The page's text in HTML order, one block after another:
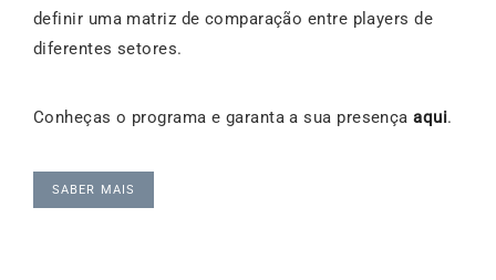
definir uma matriz de comparação entre players de
diferentes setores.
Conheças o programa e garanta a sua presençaaqui.
SABER MAIS